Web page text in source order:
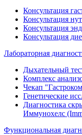
Консультация
Консультация
Консультация
Консультация
Лабораторная
Дыхательный
Комплекс
Чекап
Генетические
Диагностика
Иммунохелс
Функциональная